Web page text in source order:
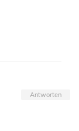
Antworten